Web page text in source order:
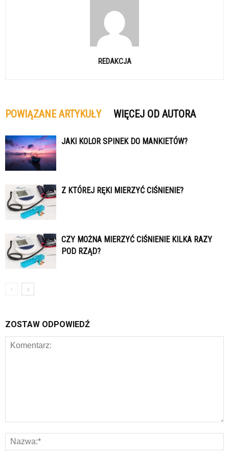
REDAKCJA
POWIĄZANE ARTYKUŁY WIĘCEJ OD AUTORA
JAKI KOLOR SPINEK DO MANKIETÓW?
Z KTÓREJ RĘKI MIERZYĆ CIŚNIENIE?
CZY MOŻNA MIERZYĆ CIŚNIENIE KILKA RAZY
POD RZĄD?
ZOSTAW ODPOWIEDŹ